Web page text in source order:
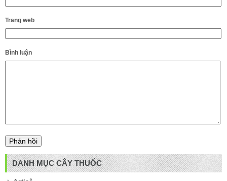
Trang web
Bình luận
DANH MỤC CÂY THUỐC